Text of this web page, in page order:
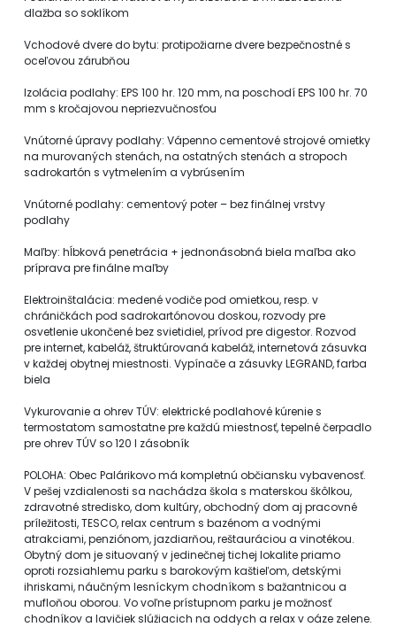
dlažba so soklíkom
Vchodové dvere do bytu: protipožiarne dvere bezpečnostné s
oceľovou zárubňou
Izolácia podlahy: EPS 100 hr. 120 mm, na poschodí EPS 100 hr. 70
mm s kročajovou nepriezvučnosťou
Vnútorné úpravy podlahy: Vápenno cementové strojové omietky
na murovaných stenách, na ostatných stenách a stropoch
sadrokartón s vytmelením a vybrúsením
Vnútorné podlahy: cementový poter – bez finálnej vrstvy
podlahy
Maľby: hĺbková penetrácia + jednonásobná biela maľba ako
príprava pre finálne maľby
Elektroinštalácia: medené vodiče pod omietkou, resp. v
chráničkách pod sadrokartónovou doskou, rozvody pre
osvetlenie ukončené bez svietidiel, prívod pre digestor. Rozvod
pre internet, kabeláž, štruktúrovaná kabeláž, internetová zásuvka
v každej obytnej miestnosti. Vypínače a zásuvky LEGRAND, farba
biela
Vykurovanie a ohrev TÚV: elektrické podlahové kúrenie s
termostatom samostatne pre každú miestnosť, tepelné čerpadlo
pre ohrev TÚV so 120 l zásobník
POLOHA: Obec Palárikovo má kompletnú občiansku vybavenosť.
V pešej vzdialenosti sa nachádza škola s materskou škôlkou,
zdravotné stredisko, dom kultúry, obchodný dom aj pracovné
príležitosti, TESCO, relax centrum s bazénom a vodnými
atrakciami, penziónom, jazdiarňou, reštauráciou a vinotékou.
Obytný dom je situovaný v jedinečnej tichej lokalite priamo
oproti rozsiahlemu parku s barokovým kaštieľom, detskými
ihriskami, náučným lesníckym chodníkom s bažantnicou a
mufloňou oborou. Vo voľne prístupnom parku je možnosť
chodníkov a lavičiek slúžiacich na oddych a relax v oáze zelene.